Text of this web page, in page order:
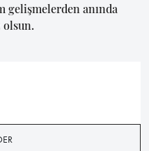
gelişmelerden anında